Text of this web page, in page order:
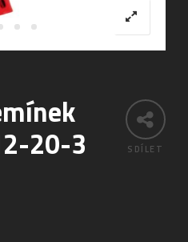
SDÍLET
20-3